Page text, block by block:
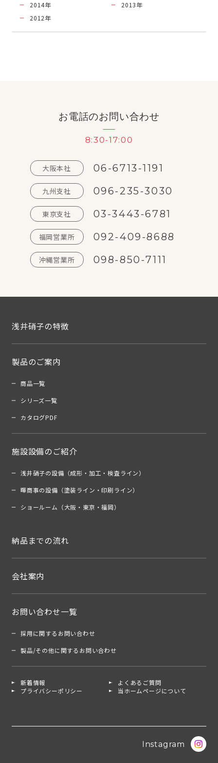
2014年 2013年
2012年
お電話のお問い合わせ
8:30-17:00
大阪本社 06-6713-1191
九州支社 096-235-3030
東京支社 03-3443-6781
福岡営業所 092-409-8688
沖縄営業所 098-850-7111
浅井硝子の特徴
製品のご案内
商品一覧
シリーズ一覧
カタログPDF
施設設備のご紹介
浅井硝子の設備（成形・加工・検査ライン）
暉商事の設備（塗装ライン・印刷ライン）
ショールーム（大阪・東京・福岡）
納品までの流れ
会社案内
お問い合わせ一覧
採用に関するお問い合わせ
製品/その他に関するお問い合わせ
新着情報
よくあるご質問
プライバシーポリシー
当ホームページについて
Instagram